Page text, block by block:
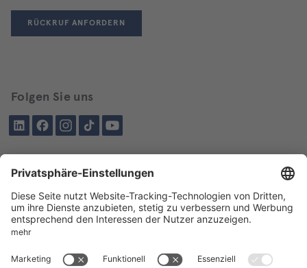
RÜCKRUF ANFORDERN
Folgen Sie uns
LinkedInFacebookInstagramTiktokYouTube
Schon besucht?
Über BIKAR
LIEFERPROGRAMM